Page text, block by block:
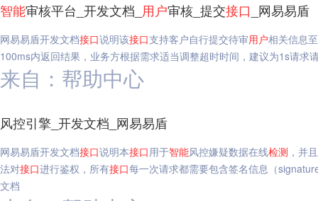
智能审核平台_开发文档_ 用户审核_提交接口 _网易易盾
网易易盾开发文档接口说明该接口支持客户自行提交待审用户相关信息
100ms内返回结果，业务方根据需求适当调整超时时间，建议为1s请求
来自：帮助中心
风控引擎_开发文档_网易易盾
网易易盾开发文档接口说明本接口用于智能风控嫌疑数据在线检测 ，并且
法对接口进行鉴权，所有接口每一次请求都需要包含签名信息（
文档